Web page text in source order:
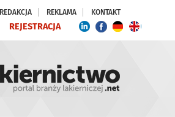
REDAKCJA REKLAMA KONTAKT
REJESTRACJA